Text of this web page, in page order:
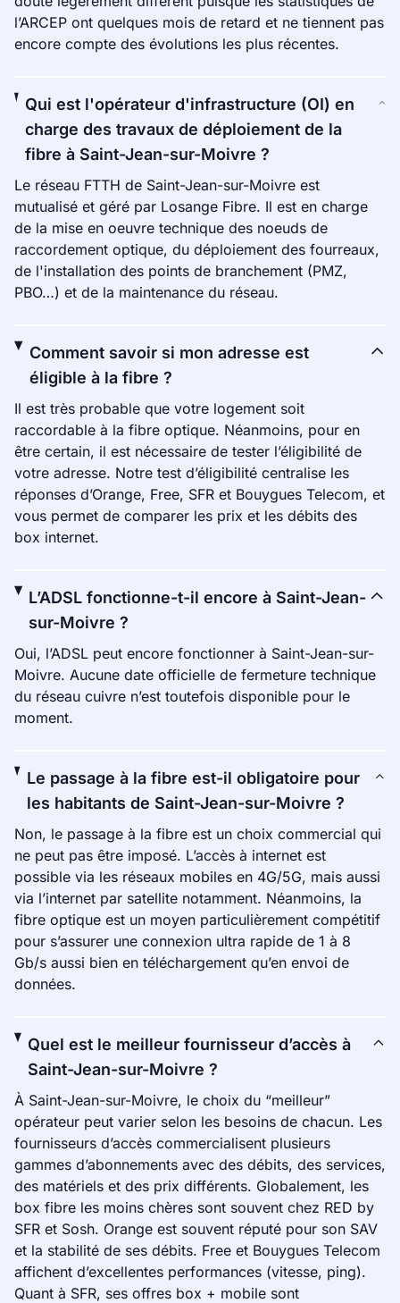
l’ARCEP ont quelques mois de retard et ne tiennent pas
encore compte des évolutions les plus récentes.
Qui est l'opérateur d'infrastructure (OI) en
charge des travaux de déploiement de la
fibre à Saint-Jean-sur-Moivre ?
Le réseau FTTH de Saint-Jean-sur-Moivre est
mutualisé et géré par Losange Fibre. Il est en charge
de la mise en oeuvre technique des noeuds de
raccordement optique, du déploiement des fourreaux,
de l'installation des points de branchement (PMZ,
PBO…) et de la maintenance du réseau.
Comment savoir si mon adresse est
éligible à la fibre ?
Il est très probable que votre logement soit
raccordable à la fibre optique. Néanmoins, pour en
être certain, il est nécessaire de tester l’éligibilité de
votre adresse. Notre test d’éligibilité centralise les
réponses d’Orange, Free, SFR et Bouygues Telecom, et
vous permet de comparer les prix et les débits des
box internet.
L’ADSL fonctionne-t-il encore à Saint-Jean-
sur-Moivre ?
Oui, l’ADSL peut encore fonctionner à Saint-Jean-sur-
Moivre. Aucune date officielle de fermeture technique
du réseau cuivre n’est toutefois disponible pour le
moment.
Le passage à la fibre est-il obligatoire pour
les habitants de Saint-Jean-sur-Moivre ?
Non, le passage à la fibre est un choix commercial qui
ne peut pas être imposé. L’accès à internet est
possible via les réseaux mobiles en 4G/5G, mais aussi
via l’internet par satellite notamment. Néanmoins, la
fibre optique est un moyen particulièrement compétitif
pour s’assurer une connexion ultra rapide de 1 à 8
Gb/s aussi bien en téléchargement qu’en envoi de
données.
Quel est le meilleur fournisseur d’accès à
Saint-Jean-sur-Moivre ?
À Saint-Jean-sur-Moivre, le choix du “meilleur”
opérateur peut varier selon les besoins de chacun. Les
fournisseurs d’accès commercialisent plusieurs
gammes d’abonnements avec des débits, des services,
des matériels et des prix différents. Globalement, les
box fibre les moins chères sont souvent chez RED by
SFR et Sosh. Orange est souvent réputé pour son SAV
et la stabilité de ses débits. Free et Bouygues Telecom
affichent d’excellentes performances (vitesse, ping).
Quant à SFR, ses offres box + mobile sont